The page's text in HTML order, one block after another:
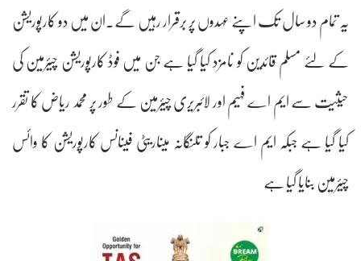
یہ تمام دو سال تک اپنے عہدوں پر برقرار رہیں گے۔ان میں دو کارپوریشن
کے لئے مسلم قائدین کو نامزد کیا گیا ہے جن میں فوڈ کارپوریشن چیئرمین کی
حیثیت سے ایم اے فہیم اور لائبریری چیئرمین کے طور پر محمد ریاض کا تقرر
کیا گیا ہے جبکہ ایم اے جبار کو تلنگانہ میناریٹی فینانس کارپوریشن کا وائس
چیئرمین بنایا گیا ہے